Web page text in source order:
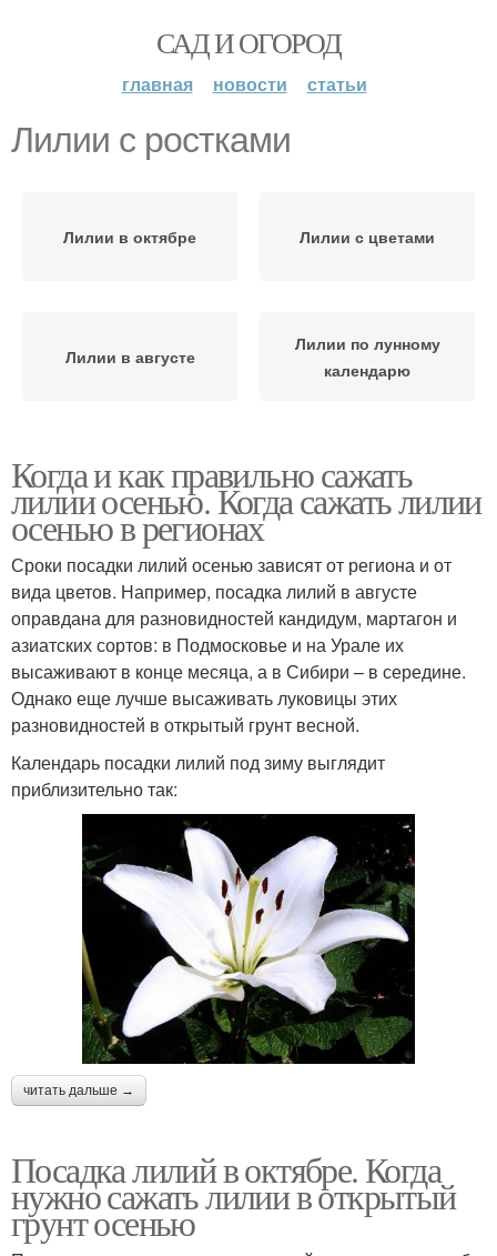
САД И ОГОРОД
главная новости статьи
Лилии с ростками
Лилии в октябре Лилии с цветами
Лилии в августе
Лилии по лунному
календарю
Когда и как правильно сажать
лилии осенью. Когда сажать лилии
осенью в регионах
Сроки посадки лилий осенью зависят от региона и от
вида цветов. Например, посадка лилий в августе
оправдана для разновидностей кандидум, мартагон и
азиатских сортов: в Подмосковье и на Урале их
высаживают в конце месяца, а в Сибири – в середине.
Однако еще лучше высаживать луковицы этих
разновидностей в открытый грунт весной.
Календарь посадки лилий под зиму выглядит
приблизительно так:
читать дальше →
Посадка лилий в октябре. Когда
нужно сажать лилии в открытый
грунт осенью